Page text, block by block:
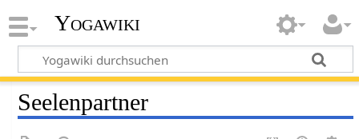
Yogawiki
Seelenpartner